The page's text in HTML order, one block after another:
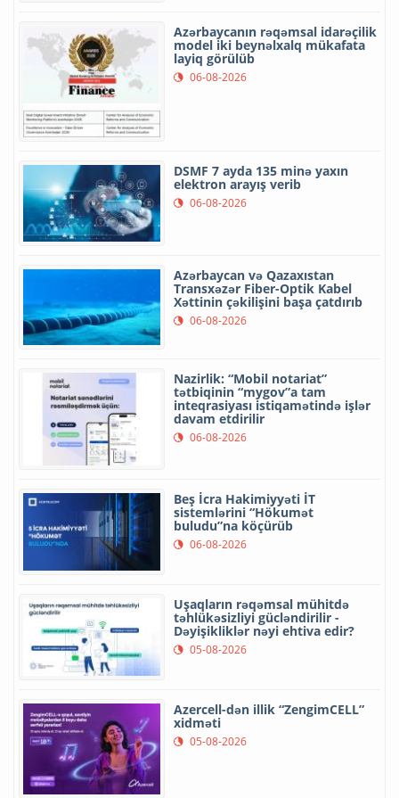
Azərbaycanın rəqəmsal idarəçilik
model iki beynəlxalq mükafata
layiq görülüb
06-08-2026
DSMF 7 ayda 135 minə yaxın
elektron arayış verib
06-08-2026
Azərbaycan və Qazaxıstan
Transxəzər Fiber-Optik Kabel
Xəttinin çəkilişini başa çatdırıb
06-08-2026
Nazirlik: “Mobil notariat”
tətbiqinin “mygov”a tam
inteqrasiyası istiqamətində işlər
davam etdirilir
06-08-2026
Beş İcra Hakimiyyəti İT
sistemlərini “Hökumət
buludu”na köçürüb
06-08-2026
Uşaqların rəqəmsal mühitdə
təhlükəsizliyi gücləndirilir -
Dəyişikliklər nəyi ehtiva edir?
05-08-2026
Azercell-dən illik “ZengimCELL”
xidməti
05-08-2026